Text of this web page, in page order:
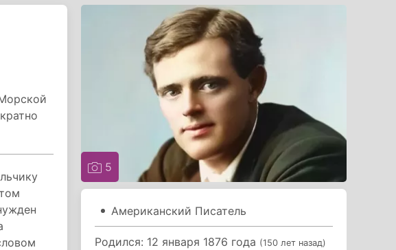
5
Американский Писатель
Родился: 12 января 1876 года (150 лет назад)